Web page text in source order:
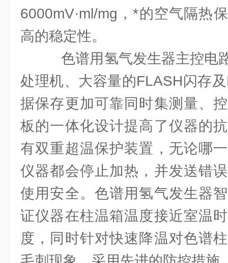
6000mV·ml/mg，*的空气隔热
高的稳定性。
色谱用氢气发生器主控电
处理机、大容量的FLASH闪存
据保存更加可靠同时集测量、
板的一体化设计提高了仪器的
有双重超温保护装置，无论哪
仪器都会停止加热，并发送错
使用安全。色谱用氢气发生器
证仪器在柱温箱温度接近室温
度，同时针对快速降温对色谱